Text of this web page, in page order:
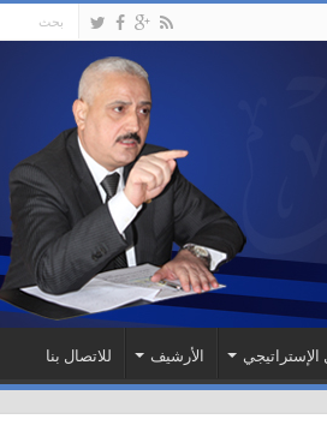
الإستراتيجي الأرشيف للاتصال بنا